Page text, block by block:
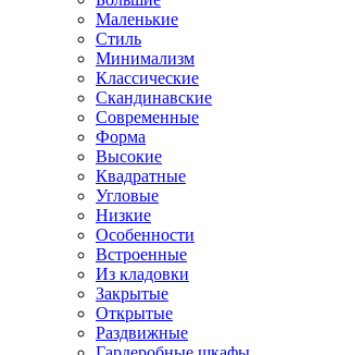
Маленькие
Стиль
Минимализм
Классические
Скандинавские
Современные
Форма
Высокие
Квадратные
Угловые
Низкие
Особенности
Встроенные
Из кладовки
Закрытые
Открытые
Раздвижные